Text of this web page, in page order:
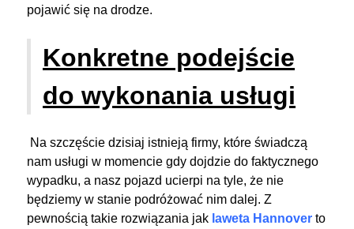
pojawić się na drodze.
Konkretne podejście
do wykonania usługi
Na szczęście dzisiaj istnieją firmy, które świadczą
nam usługi w momencie gdy dojdzie do faktycznego
wypadku, a nasz pojazd ucierpi na tyle, że nie
będziemy w stanie podróżować nim dalej. Z
pewnością takie rozwiązania jak laweta Hannover to